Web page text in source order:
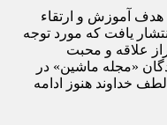
ماشین» از مهرماه سال ۱۳۵۸ با هدف آموزش و ارتقاء
یافت که مورد توجه
علاقه و محبت
«مجله ماشین» در
خداوند هنوز ادامه